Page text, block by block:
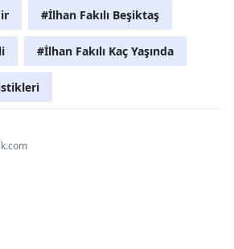
#İlhan Fakılı Beşiktaş
#İlhan Fakılı Kaç Yaşında